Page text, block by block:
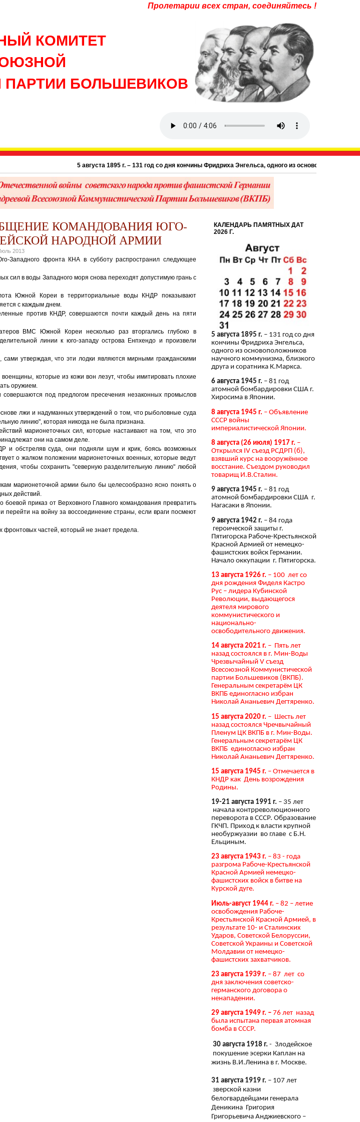
Пролетарии всех стран, соединяйтесь !
КОМИТЕТ
ПАРТИИ БОЛЬШЕВИКОВ
5 августа 1895 г. – 131 год со дня кончины Фридриха Энгельса, одного из основоположников
КОМАНДОВАНИЯ ЮГО-
НАРОДНОЙ АРМИИ
2013
Западного фронта КНА в субботу распространил следующее
сил в воды Западного моря снова переходят допустимую грань с
Южной Кореи в территориальные воды КНДР показывают
с каждым днем.
против КНДР, совершаются почти каждый день на пяти
ВМС Южной Кореи несколько раз вторгались глубоко в
линии к юго-западу острова Енпхендо и произвели
сами утверждая, что эти лодки являются мирными гражданскими
которые из кожи вон лезут, чтобы имитировать плохие
оружием.
под предлогом пресечения незаконных промыслов
лжи и надуманных утверждений о том, что рыболовные суда
линию", которая никогда не была признана.
марионеточных сил, которые настаивают на том, что это
они на самом деле.
и обстреляв суда, они подняли шум и крик, боясь возможных
о жалком положении марионеточных военных, которые ведут
чтобы сохранить "северную разделительную линию" любой
марионеточной армии было бы целесообразно ясно понять о
действий.
приказ от Верховного Главного командования превратить
перейти на войну за воссоединение страны, если враги посмеют
фронтовых частей, который не знает предела.
КАЛЕНДАРЬ ПАМЯТНЫХ ДАТ
2026 Г.
5 августа 1895 г. – 131 год со дня
кончины Фридриха Энгельса,
одного из основоположников
научного коммунизма, близкого
друга и соратника К.Маркса.
6 августа 1945 г. – 81 год
атомной бомбардировки США г.
Хиросима в Японии.
8 августа 1945 г. – Объявление
СССР войны
империалистической Японии.
8 августа (26 июля) 1917 г. –
Открылся IV съезд РСДРП (б),
взявший курс на вооружённое
восстание. Съездом руководил
товарищ И.В.Сталин.
9 августа 1945 г. – 81 год
атомной бомбардировки США г.
Нагасаки в Японии.
9 августа 1942 г. – 84 года
героической защиты г.
Пятигорска Рабоче-Крестьянской
Красной Армией от немецко-
фашистских войск Германии.
Начало оккупации г. Пятигорска.
13 августа 1926 г. – 100 лет со
дня рождения Фиделя Кастро
Рус – лидера Кубинской
Революции, выдающегося
деятеля мирового
коммунистического и
национально-
освободительного движения.
14 августа 2021 г. – Пять лет
назад состоялся в г. Мин-Воды
Чрезвычайный V съезд
Всесоюзной Коммунистической
партии Большевиков (ВКПБ).
Генеральным секретарём ЦК
ВКПБ единогласно избран
Николай Ананьевич Дегтяренко.
15 августа 2020 г. – Шесть лет
назад состоялся Чречвычайный
Пленум ЦК ВКПБ в г. Мин-Воды.
Генеральным секретарём ЦК
ВКПБ единогласно избран
Николай Ананьевич Дегтяренко.
15 августа 1945 г. – Отмечается в
КНДР как День возрождения
Родины.
19-21 августа 1991 г. – 35 лет
начала контрреволюционного
переворота в СССР. Образование
ГКЧП. Приход к власти крупной
необуржуазии во главе с Б.Н.
Ельциным.
23 августа 1943 г. – 83 - года
разгрома Рабоче-Крестьянской
Красной Армией немецко-
фашистских войск в битве на
Курской дуге.
Июль-август 1944 г. – 82 – летие
освобождения Рабоче-
Крестьянской Красной Армией, в
результате 10- и Сталинских
Ударов, Советской Белоруссии,
Советской Украины и Советской
Молдавии от немецко-
фашистских захватчиков.
23 августа 1939 г. – 87 лет со
дня заключения советско-
германского договора о
ненападении.
29 августа 1949 г. – 76 лет назад
была испытана первая атомная
бомба в СССР.
30 августа 1918 г. - Злодейское
покушение эсерки Каплан на
жизнь В.И.Ленина в г. Москве.
31 августа 1919 г. – 107 лет
зверской казни
белогвардейцами генерала
Деникина Григория
Григорьевича Анджиевского –